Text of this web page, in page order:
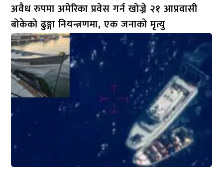
अवैध रुपमा अमेरिका प्रवेस गर्न खोज्ने २१ आप्रवासी
बोकेको ढुङ्गा नियन्त्रणमा, एक जनाको मृत्यु